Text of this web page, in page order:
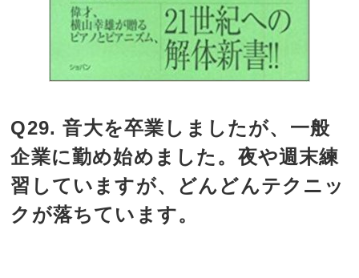
Q29. 音大を卒業しましたが、一般
企業に勤め始めました。夜や週末練
習していますが、どんどんテクニッ
クが落ちています。